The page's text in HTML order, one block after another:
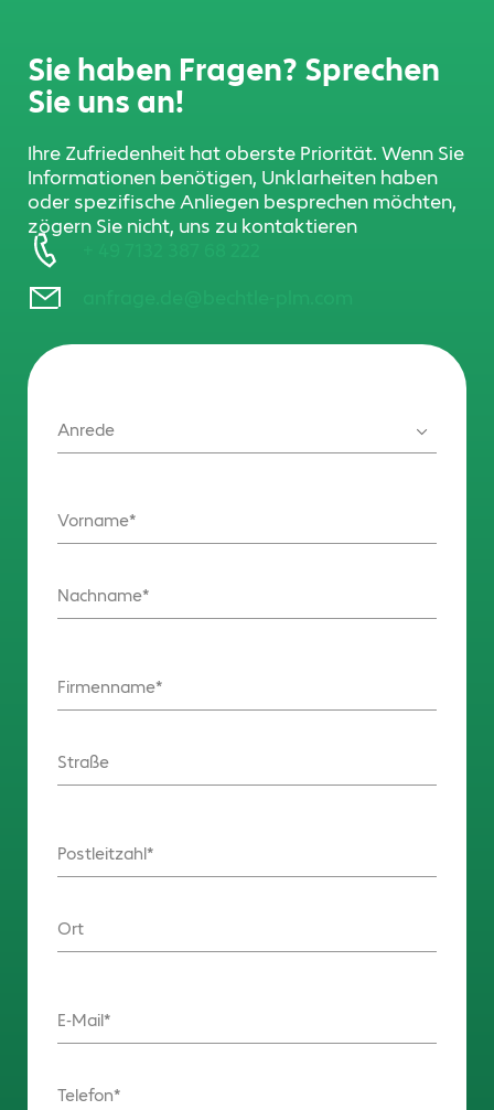
Sie haben Fragen? Sprechen
Sie uns an!
Ihre Zufriedenheit hat oberste Priorität. Wenn Sie
Informationen benötigen, Unklarheiten haben
oder spezifische Anliegen besprechen möchten,
zögern Sie nicht, uns zu kontaktieren
Anrede
Vorname
Nachname
Firmenname
Straße
Postleitzahl
Ort
E-Mail
Telefon